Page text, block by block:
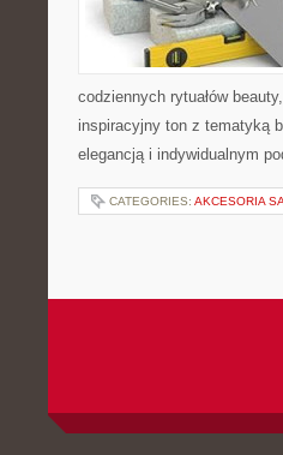
codziennych rytuałów
inspiracyjny ton z tematyką
elegancją i indywidualnym
CATEGORIES: AKCESORIA